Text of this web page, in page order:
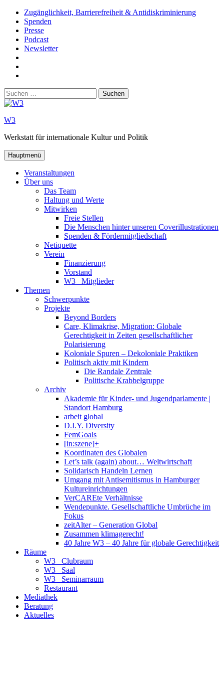
Zum
Inhalt
springen
Zugänglichkeit, Barrierefreiheit & Antidiskriminierung
Spenden
Presse
Podcast
Newsletter
Youtube
Suchen
nach:
W3
Werkstatt für internationale Kultur und Politik
Hauptmenü
Veranstaltungen
Über uns
Das Team
Haltung und Werte
Mitwirken
Freie Stellen
Die Menschen hinter unseren Coverillustrationen
Spenden & Fördermitgliedschaft
Netiquette
Verein
Finanzierung
Vorstand
W3_ Mitglieder
Themen
Schwerpunkte
Projekte
Beyond Borders
Care, Klimakrise, Migration: Globale
Gerechtigkeit in Zeiten gesellschaftlicher
Polarisierung
Koloniale Spuren – Dekoloniale Praktiken
Politisch aktiv mit Kindern
Die Randale Zentrale
Politische Krabbelgruppe
Archiv
Akademie für Kinder- und Jugendparlamente |
Standort Hamburg
arbeit global
D.I.Y. Diversity
FemGoals
[in:szene]+
Koordinaten des Globalen
Let’s talk (again) about… Weltwirtschaft
Solidarisch Handeln Lernen
Umgang mit Antisemitismus in Hamburger
Kultureinrichtungen
VerCAREte Verhältnisse
Wendepunkte. Gesellschaftliche Umbrüche im
Fokus
zeitAlter – Generation Global
Zusammen klimagerecht!
40 Jahre W3 – 40 Jahre für globale Gerechtigkeit
Räume
W3_ Clubraum
W3_ Saal
W3_ Seminarraum
Restaurant
Mediathek
Beratung
Aktuelles